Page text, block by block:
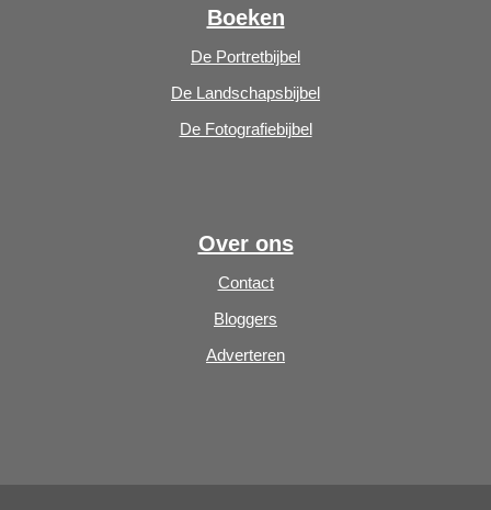
Boeken
De Portretbijbel
De Landschapsbijbel
De Fotografiebijbel
Over ons
Contact
Bloggers
Adverteren